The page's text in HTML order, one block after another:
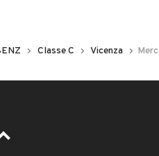
Classe C Vicenza